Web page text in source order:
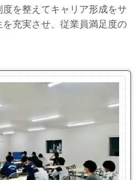
を整えてキャリア形成をサ
充実させ、従業員満足度の